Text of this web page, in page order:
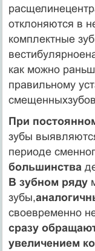
отклоняются в
комплектные
как можно
правильному
При
зубы
периоде
большинства
В зубном ряду
зубы,
своевременно
сразу
увеличением